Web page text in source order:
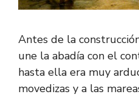
Antes de la
une la abadía con el
hasta ella era muy
movedizas y a las